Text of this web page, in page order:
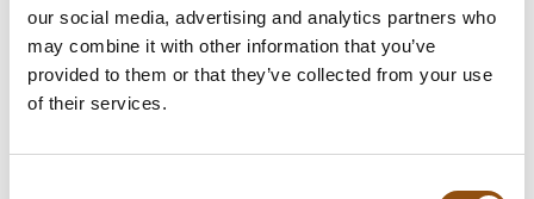
our social media, advertising and analytics partners who
may combine it with other information that you’ve
provided to them or that they’ve collected from your use
of their services.
Opmerkingen